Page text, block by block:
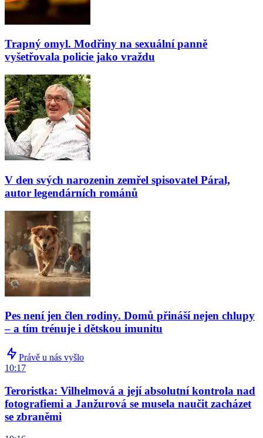
Trapný omyl. Modřiny na sexuální panně
vyšetřovala policie jako vraždu
V den svých narozenin zemřel spisovatel Páral,
autor legendárních románů
Pes není jen člen rodiny. Domů přináší nejen chlupy
– a tím trénuje i dětskou imunitu
Právě u nás vyšlo
10:17
Teroristka: Vilhelmová a její absolutní kontrola nad
fotografiemi a Janžurová se musela naučit zacházet
se zbraněmi